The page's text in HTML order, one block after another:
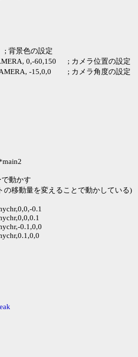
60,150	; カメラ位置の設定
15,0,0	; カメラ角度の設定
0.1
0.1,0,0